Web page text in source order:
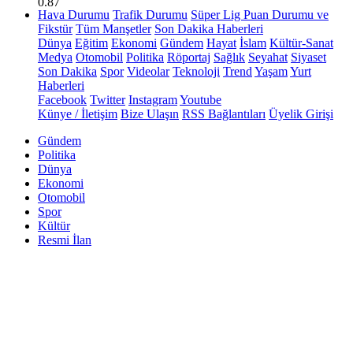
Hava Durumu Trafik Durumu Süper Lig Puan Durumu ve
Fikstür Tüm Manşetler Son Dakika Haberleri
Dünya Eğitim Ekonomi Gündem Hayat İslam Kültür-Sanat
Medya Otomobil Politika Röportaj Sağlık Seyahat Siyaset
Son Dakika Spor Videolar Teknoloji Trend YaşamYurt
Haberleri
Facebook Twitter InstagramYoutube
Künye / İletişim Bize Ulaşın RSS Bağlantıları Üyelik Girişi
Gündem
Politika
Dünya
Ekonomi
Otomobil
Spor
Kültür
Resmi İlan